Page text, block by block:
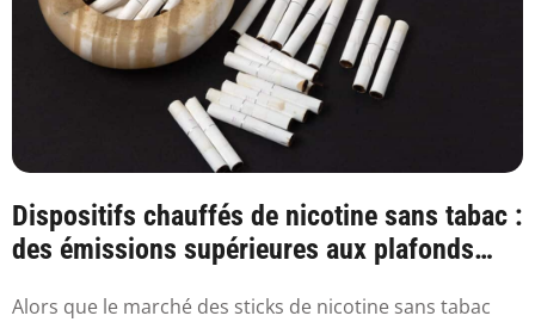
Dispositifs chauffés de nicotine sans tabac :
des émissions supérieures aux plafonds
Alors que le marché des sticks de nicotine sans tabac